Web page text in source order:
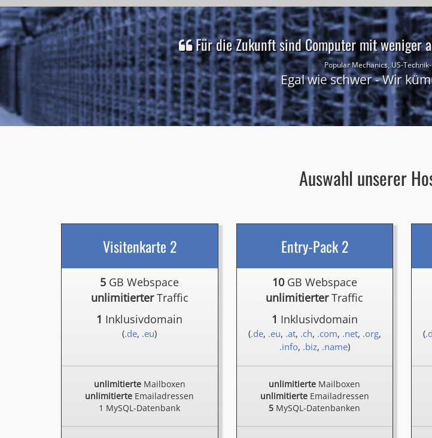
Für die Zukunft sind Computer mit weniger
Popular Mechanics, US-
Egal wie schwer - Wir
Auswahl unserer
Visitenkarte 2
5 GB Webspace
unlimitierterTraffic
1 Inklusivdomain
(.de, .eu)
unlimitierteMailboxen
unlimitierte Emailadressen
1 MySQL-Datenbank
Entry-Pack 2
10GB Webspace
unlimitierterTraffic
1 Inklusivdomain
(.de, .eu, .at, .ch, .com, .net, .org,
.info, .biz, .name)
unlimitierte Mailboxen
unlimitierteEmailadressen
5 MySQL-Datenbanken
(